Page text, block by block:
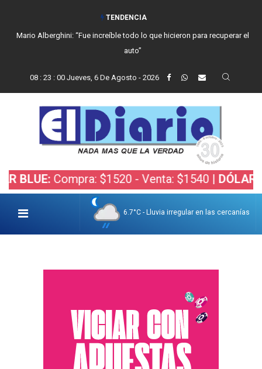
TENDENCIA
Mario Alberghini: “Fue increíble todo lo que hicieron para recuperar el
auto”
08: 23 : 01 Jueves, 6 De Agosto - 2026
Compra: $1520 - Venta: $1540 |DÓLAR BOLSA:
6.7°C - Lluvia irregular en las cercanías